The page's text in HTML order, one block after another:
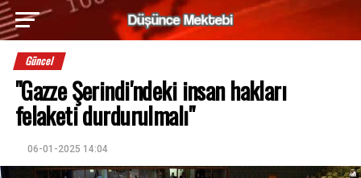
Güncel
"Gazze Şerindi'ndeki insan hakları
felaketi durdurulmalı"
06-01-2025 14:04